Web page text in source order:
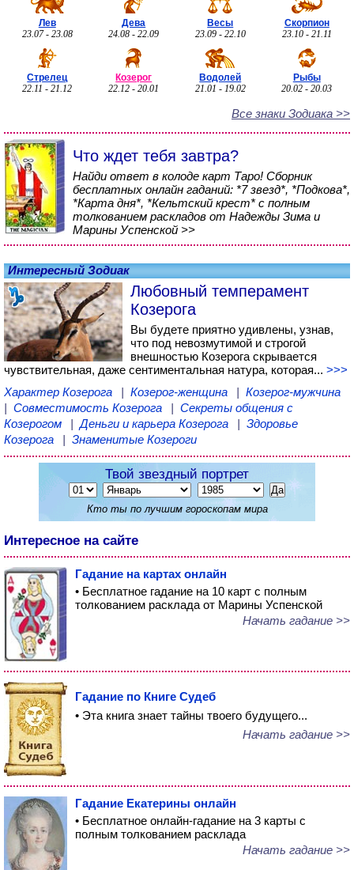
Лев
23.07 - 23.08
Дева
24.08 - 22.09
Весы
23.09 - 22.10
Скорпион
23.10 - 21.11
Стрелец
22.11 - 21.12
Козерог
22.12 - 20.01
Водолей
21.01 - 19.02
Рыбы
20.02 - 20.03
Все знаки Зодиака >>
Что ждет тебя завтра?
Найди ответ в колоде карт Таро! Сборник
бесплатных онлайн гаданий: *7 звезд*, *Подкова*,
*Карта дня*, *Кельтский крест* с полным
толкованием раскладов от Надежды Зима и
Марины Успенской >>
Интересный Зодиак
Любовный темперамент
Козерога
Вы будете приятно удивлены, узнав,
что под невозмутимой и строгой
внешностью Козерога скрывается
чувствительная, даже сентиментальная натура, которая... >>>
Характер Козерога
| Козерог-женщина | Козерог-мужчина
| Совместимость Козерога | Секреты общения с
Козерогом
|Деньги и карьера Козерога | Здоровье
Козерога
| Знаменитые Козероги
Твой звездный портрет
Кто ты по лучшим гороскопам мира
Интересное на сайте
Гадание на картах онлайн
• Бесплатное гадание на 10 карт с полным
толкованием расклада от Марины Успенской
Начать гадание >>
Гадание по Книге Судеб
• Эта книга знает тайны твоего будущего...
Начать гадание >>
Гадание Екатерины онлайн
• Бесплатное онлайн-гадание на 3 карты с
полным толкованием расклада
Начать гадание >>